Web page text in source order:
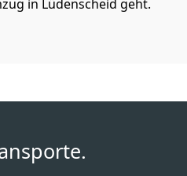
in Lüdenscheid geht.